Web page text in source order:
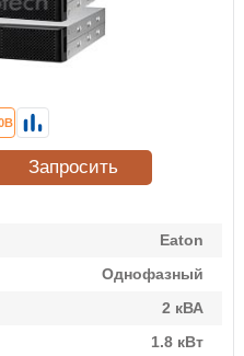
Eaton
Однофазный
2 кВА
1.8 кВт
Запросить